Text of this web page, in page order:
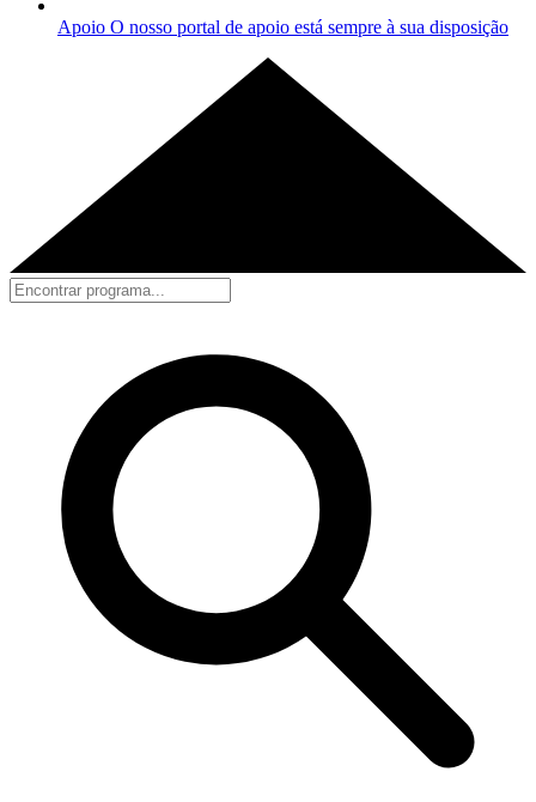
Apoio O nosso portal de apoio está sempre à sua disposição